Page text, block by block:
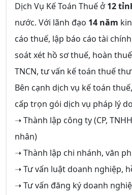
Dịch Vụ Kế Toán Thuế ở12
nước. Với lãnh đạo 14 năm
cáo thuế, lập báo cáo tài
soát xét hồ sơ thuế, hoàn
TNCN, tư vấn kế toán thuế
Bên cạnh dịch vụ kế toán thuế,
cấp trọn gói dịch vụ pháp lý
➝ Thành lập công ty (CP,
nhân)
➝ Thành lập chi nhánh, văn
➝ Tư vấn luật doanh nghiệp,
➝ Tư vấn đăng ký doanh